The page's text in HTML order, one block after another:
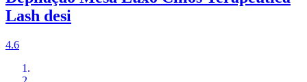
Lash desi
4.6